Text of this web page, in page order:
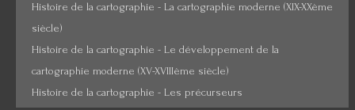
Histoire de la cartographie - La cartographie moderne (XIX-XXème
siècle)
Histoire de la cartographie - Le développement de la
cartographie moderne (XV-XVIIIème siècle)
Histoire de la cartographie - Les précurseurs